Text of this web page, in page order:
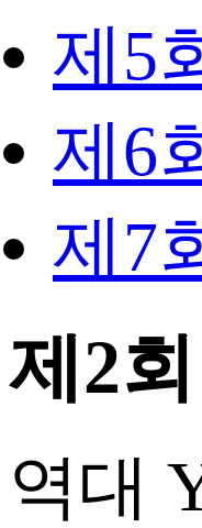
제5
제6
제7
제2
역대